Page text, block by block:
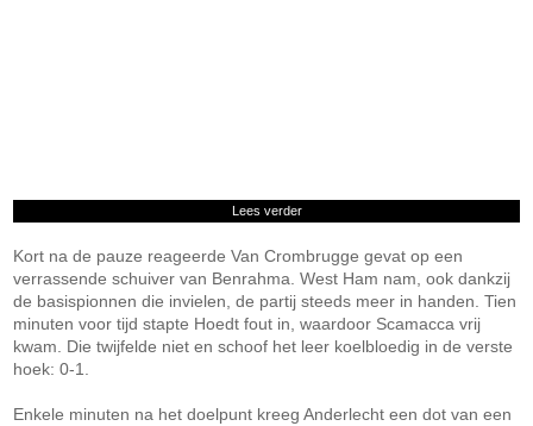
Lees verder
Kort na de pauze reageerde Van Crombrugge gevat op een
verrassende schuiver van Benrahma. West Ham nam, ook dankzij
de basispionnen die invielen, de partij steeds meer in handen. Tien
minuten voor tijd stapte Hoedt fout in, waardoor Scamacca vrij
kwam. Die twijfelde niet en schoof het leer koelbloedig in de verste
hoek: 0-1.
Enkele minuten na het doelpunt kreeg Anderlecht een dot van een